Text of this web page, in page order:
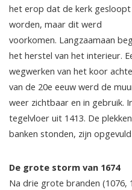
het erop dat de kerk gesloopt
worden, maar dit werd
voorkomen. Langzaamaan
het herstel van het interieur.
wegwerken van het koor
van de 20e eeuw werd de
weer zichtbaar en in gebruik.
tegelvloer uit 1413. De
banken stonden, zijn
De grote storm van 1674
Na drie grote branden (1076,